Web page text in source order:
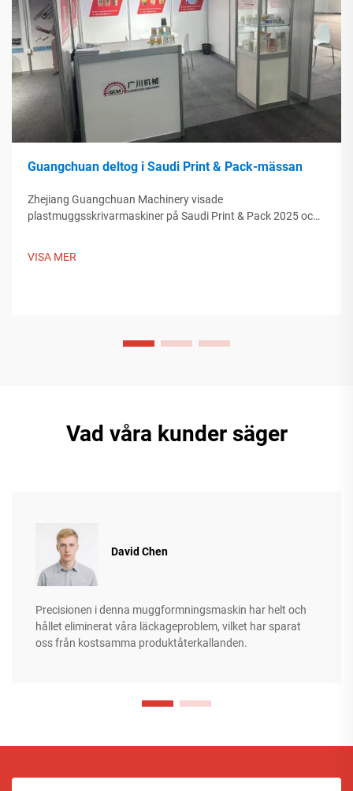
Guangchuan deltog i Saudi Print & Pack-mässan
Zhejiang Guangchuan Machinery visade
plastmuggsskrivarmaskiner på Saudi Print & Pack 2025 och
VISA MER
Vad våra kunder säger
David Chen
Precisionen i denna muggformningsmaskin har helt och
hållet eliminerat våra läckageproblem, vilket har sparat
oss från kostsamma produktåterkallanden.